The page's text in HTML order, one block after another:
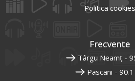
Politica cookies
Frecvente
Târgu Neamț -
Pascani -